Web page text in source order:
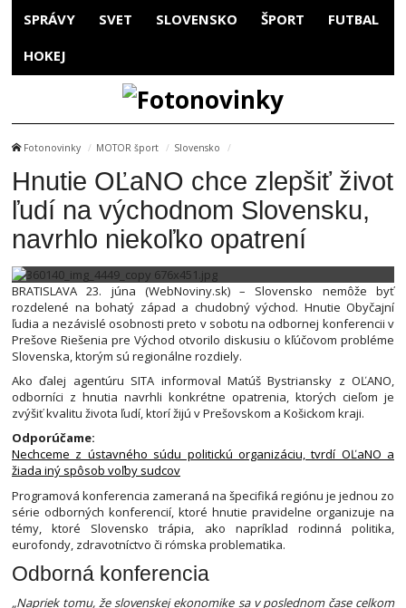
SPRÁVY SVET SLOVENSKO ŠPORT FUTBAL
HOKEJ
Fotonovinky MOTOR šport Slovensko
Hnutie OĽaNO chce zlepšiť život
ľudí na východnom Slovensku,
navrhlo niekoľko opatrení
BRATISLAVA 23. júna (WebNoviny.sk) – Slovensko nemôže byť
rozdelené na bohatý západ a chudobný východ. Hnutie Obyčajní
ľudia a nezávislé osobnosti preto v sobotu na odbornej konferencii v
Prešove Riešenia pre Východ otvorilo diskusiu o kľúčovom probléme
Slovenska, ktorým sú regionálne rozdiely.
Ako ďalej agentúru SITA informoval Matúš Bystriansky z OĽANO,
odborníci z hnutia navrhli konkrétne opatrenia, ktorých cieľom je
zvýšiť kvalitu života ľudí, ktorí žijú v Prešovskom a Košickom kraji.
Odporúčame:
Nechceme z ústavného súdu politickú organizáciu, tvrdí OĽaNO a
žiada iný spôsob voľby sudcov
Programová konferencia zameraná na špecifiká regiónu je jednou zo
série odborných konferencií, ktoré hnutie pravidelne organizuje na
témy, ktoré Slovensko trápia, ako napríklad rodinná politika,
eurofondy, zdravotníctvo či rómska problematika.
Odborná konferencia
„Napriek tomu, že slovenskej ekonomike sa v poslednom čase celkom